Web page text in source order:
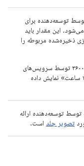
توسعه‌دهنده برای
این مقدار باید
ذخیره‌شده مربوطه را
برای مثال، مقدار زمان بازی ۳۶۰۰۰۰۰ توسط سرویس‌های
بازی‌های گوگل پلی به صورت «۱ ساعت» نمایش داده
توسعه‌دهنده ارائه
تصویر جلد است.